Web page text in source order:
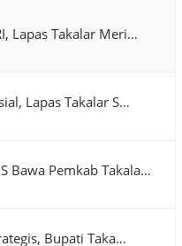
Lapas Takalar Meri…
Lapas Takalar S…
Bawa Pemkab Takala…
Bupati Taka…